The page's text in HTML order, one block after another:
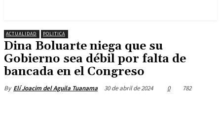
ACTUALIDAD POLITICA
Dina Boluarte niega que su
Gobierno sea débil por falta de
bancada en el Congreso
By Elí Joacim del Aguila Tuanama 30 de abril de 2024 0 782